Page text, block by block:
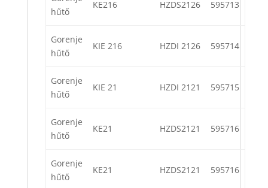
hűtő
KE216 HZDS2126 595713
Gorenje
hűtő
KIE 216 HZDI 2126 595714
Gorenje
hűtő
KIE 21 HZDI 2121 595715
Gorenje
hűtő
KE21 HZDS2121 595716
Gorenje
hűtő
KE21 HZDS2121 595716